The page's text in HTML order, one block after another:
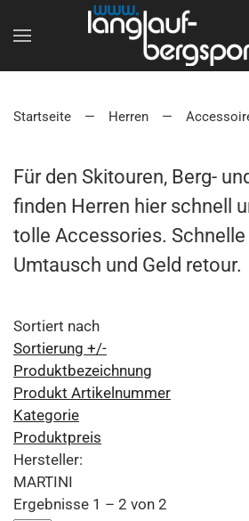
Startseite Herren
Für den Skitouren, Berg-
finden Herren hier schnell
tolle Accessories.
Umtausch und Geld retour.
Sortiert nach
Sortierung +/-
Produktbezeichnung
Produkt Artikelnummer
Kategorie
Produktpreis
Hersteller:
MARTINI
Ergebnisse 1 – 2 von 2